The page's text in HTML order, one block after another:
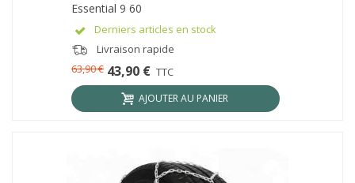
Essential 9 60
Derniers articles en stock
Livraison rapide
43,90 € TTC
63,90 €
AJOUTER AU PANIER